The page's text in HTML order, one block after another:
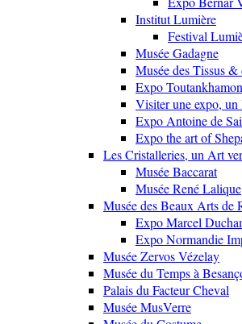
Institut Lumière
Festival
Musée Gadagne
Musée des Tissus
Expo
Visiter une expo,
Expo Antoine de
Expo the art of
Les Cristalleries, un Art
Musée Baccarat
Musée René Lalique
Musée des Beaux Arts de
Expo Marcel
Expo Normandie
Musée Zervos Vézelay
Musée du Temps à
Palais du Facteur Cheval
Musée MusVerre